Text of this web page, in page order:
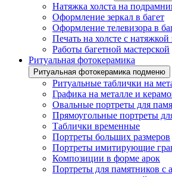
Натяжка холста на
Оформление зеркал в багет
Оформление телевизора в
Печать на холсте с
Работы багетной мастерской
Ритуальная фотокерамика
Ритуальная фотокерамика подменю
Ритуальные таблички на
Графика на металле и
Овальные портреты для
Прямоугольные портреты
Таблички временные
Портреты больших размеров
Портреты имитирующие
Композиции в форме арок
Портреты для памятников с